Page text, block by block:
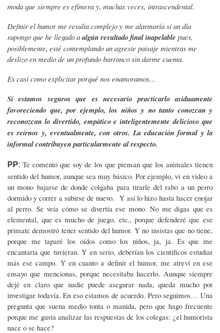
moda que siempre es efímera y, muchas veces, intrascendental.
Definir el humor me resulta complejo y me alarmaría si un día
supongo que he llegado aalgún resultado final inapelable pues,
posiblemente, esté contemplando un agreste paisaje mientras me
deslizo en medio de un profundo barranco sin darme cuenta.
Es casi como explicitar porqué nos enamoramos…
Sí estamos seguros que es necesario practicarlo asiduamente
favoreciendo que, por ejemplo, los niños y no tanto conozcan y
reconozcan lo divertido, empático e inteligentemente delicioso que
es reírnos y, eventualmente, con otros. La educación formal y la
informal contribuyen particularmente al respecto.
PP:Te comento que soy de los que piensan que los animales tienen
sentido del humor, aunque sea muy básico. Por ejemplo, vi en video a
un mono bajarse de donde colgaba para tirarle del rabo a un perro
dormido y correr a subirse de nuevo. Y así lo hizo hasta hacer enojar
al perro. Se veía cómo se divertía ese mono. No me digas que es
elemental, que es mucho de juego, etc., porque defenderé que ese
primate demostró tener sentido del humor. Y no insistas que no tiene,
porque me taparé los oídos como los niños, ja, ja. Es que me
encantaría que tuvieran. Y en serio, deberían los científicos estudiar
más ese campo. Y en cuanto a definir el humor, me atreví en ese
ensayo que mencionas, porque necesitaba hacerlo. Aunque siempre
dejé en claro que nadie puede asegurar nada, queda mucho por
investigar todavía. En eso estamos de acuerdo. Pero seguimos… Una
pregunta que suena medio tonta o manida, pero que hago frecuente
porque me gusta analizar las respuestas de los colegas: ¿el humorista
nace o se hace?